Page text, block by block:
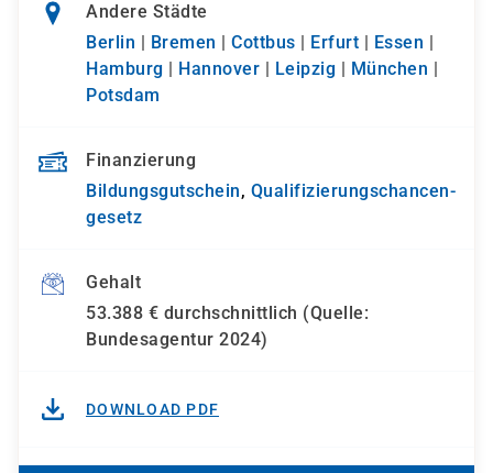
Andere Städte
Berlin
Bremen Cottbus Erfurt Essen
Hamburg
Hannover Leipzig München
Potsdam
Finanzierung
Bildungsgutschein, Qualifizierungs­chancen­
gesetz
Gehalt
53.388 € durchschnittlich (Quelle:
Bundesagentur 2024)
DOWNLOAD PDF